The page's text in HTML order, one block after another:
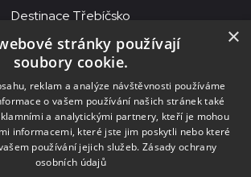
Destinace Třebíčsko
MKS Beseda Mor. Budějovice
organizace, Purcnerova 62, 676 02
Moravské Budějovice
CZ00091758, ID datové schránky: chjn2kd
×
stránky používají
soubory cookie.
reklam a analýze návštěvnosti používáme
o vašem používání našich stránek také
a analytickými partnery, kteří je mohou
informacemi, které jste jim poskytli nebo které
používání jejich služeb. Zásady ochrany
osobních údajů